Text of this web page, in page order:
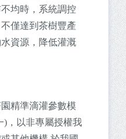
均時，系統調控
僅達到茶樹豐產
資源，降低灌溉
精準滴灌參數模
)，以非專屬授權我